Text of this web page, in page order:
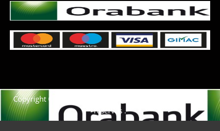
Copyright © 2021. Afrique-voyage-découverte tous droits
réservés .